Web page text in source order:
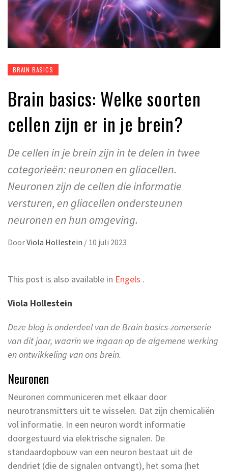
BRAIN BASICS
Brain basics: Welke soorten
cellen zijn er in je brein?
De cellen in je brein zijn in te delen in twee
categorieën: neuronen en gliacellen.
Neuronen zijn de cellen die informatie
versturen, en gliacellen ondersteunen
neuronen en hun omgeving.
DoorViola Hollestein / 10 juli 2023
This post is also available in Engels .
Viola Hollestein
Deze blog is onderdeel van de Brain basics-zomerserie
van dit jaar, waarin we ingaan op de algemene werking
en ontwikkeling van ons brein.
Neuronen
Neuronen communiceren met elkaar door
neurotransmitters uit te wisselen. Dat zijn chemicaliën
vol informatie. In een neuron wordt informatie
doorgestuurd via elektrische signalen. De
standaardopbouw van een neuron bestaat uit de
dendriet (die de signalen ontvangt), het soma (het